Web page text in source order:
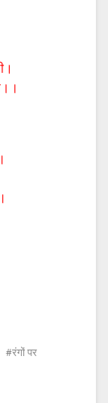
रंगों पर